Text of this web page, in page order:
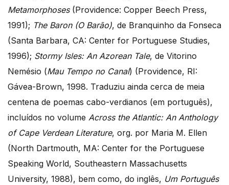
Metamorphoses(Providence: Copper Beech Press,
1991); The Baron (O Barão), de Branquinho da Fonseca
(Santa Barbara, CA: Center for Portuguese Studies,
1996); Stormy Isles: An Azorean Tale, de Vitorino
Nemésio (Mau Tempo no Canal) (Providence, RI:
Gávea-Brown, 1998. Traduziu ainda cerca de meia
centena de poemas cabo-verdianos (em português),
incluídos no volume Across the Atlantic: An Anthology
of Cape Verdean Literature, org. por Maria M. Ellen
(North Dartmouth, MA: Center for the Portuguese
Speaking World, Southeastern Massachusetts
University, 1988), bem como, do inglês, Um Português